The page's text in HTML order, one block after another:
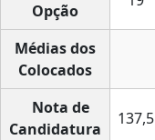
Opção
Médias dos
Colocados
Nota de
Candidatura
137,5